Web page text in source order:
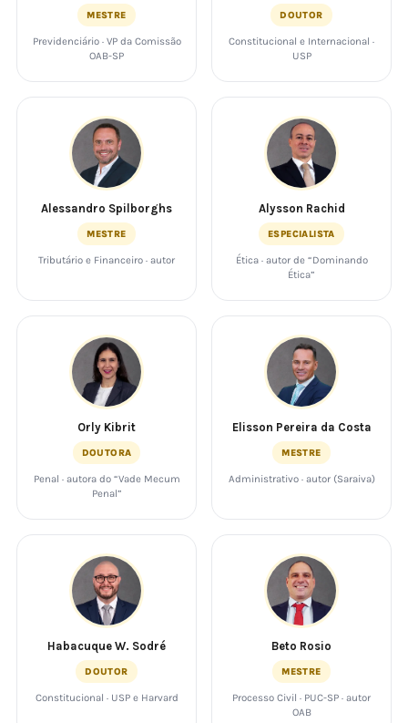
MESTRE
Previdenciário · VP da Comissão
OAB-SP
DOUTOR
Constitucional e Internacional ·
USP
Alessandro Spilborghs
MESTRE
Tributário e Financeiro · autor
Alysson Rachid
ESPECIALISTA
Ética · autor de “Dominando
Ética”
Orly Kibrit
DOUTORA
Penal · autora do “Vade Mecum
Penal”
Elisson Pereira da Costa
MESTRE
Administrativo · autor (Saraiva)
Habacuque W. Sodré
DOUTOR
Constitucional · USP e Harvard
Beto Rosio
MESTRE
Processo Civil · PUC-SP · autor
OAB